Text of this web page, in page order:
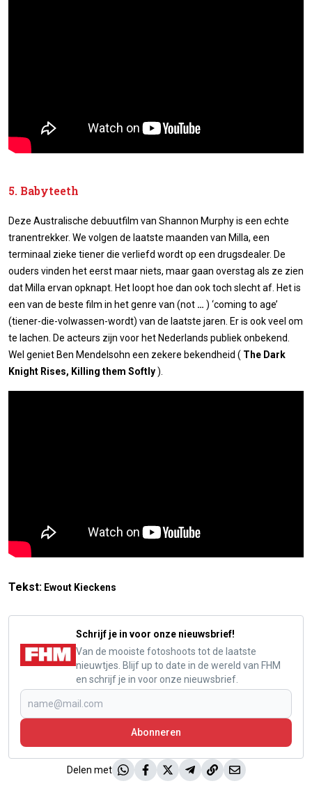
5. Babyteeth
Deze Australische debuutfilm van Shannon Murphy is een echte
tranentrekker. We volgen de laatste maanden van Milla, een
terminaal zieke tiener die verliefd wordt op een drugsdealer. De
ouders vinden het eerst maar niets, maar gaan overstag als ze zien
dat Milla ervan opknapt. Het loopt hoe dan ook toch slecht af. Het is
een van de beste film in het genre van (not … ) ‘coming to age’
(tiener-die-volwassen-wordt) van de laatste jaren. Er is ook veel om
te lachen. De acteurs zijn voor het Nederlands publiek onbekend.
Wel geniet Ben Mendelsohn een zekere bekendheid ( The Dark
Knight Rises, Killing them Softly).
Tekst: Ewout Kieckens
Schrijf je in voor onze nieuwsbrief!
Van de mooiste fotoshoots tot de laatste
nieuwtjes. Blijf up to date in de wereld van FHM
en schrijf je in voor onze nieuwsbrief.
Abonneren
Delen met